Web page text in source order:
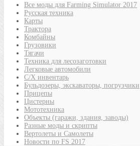
Все моды для Farming Simulator 2017
Русская техника
Карты
Трактора
Комбайны
Грузовики
Тягачи
Техника для лесозаготовки
Легковые автомобили
С/Х инвентарь
Бульдозеры, экскаваторы, погрузчики
Прицепы
Цистерны
Мототехника
Объекты (гаражи, здания, заводы)
Разные моды и скрипты
Вертолеты и Самолеты
Новости по FS 2017